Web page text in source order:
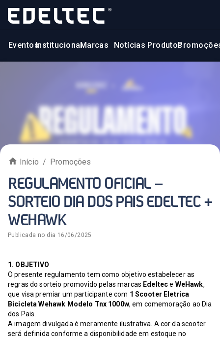
EventosInstitucionalMarcas Notícias Produtos
Início / Promoções
REGULAMENTO OFICIAL –
SORTEIO DIA DOS PAIS EDELTEC +
WEHAWK
Publicada no dia 16/06/2025
1. OBJETIVO
O presente regulamento tem como objetivo estabelecer as
regras do sorteio promovido pelas marcas Edeltece WeHawk,
que visa premiar um participante com 1 Scooter Eletrica
Bicicleta Wehawk Modelo Tnx 1000w, em comemoração ao Dia
dos Pais.
A imagem divulgada é meramente ilustrativa. A cor da scooter
será definida conforme a disponibilidade em estoque no